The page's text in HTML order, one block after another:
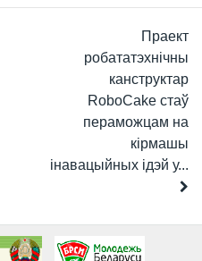
Праект
робататэхнічны
канструктар
RoboCake стаў
пераможцам на
кірмашы
інавацыйных ідэй у...